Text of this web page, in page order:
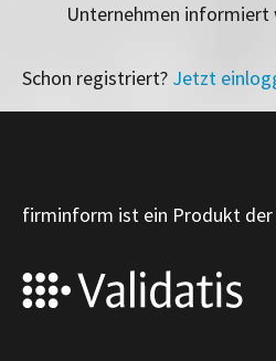
Unternehmen informiert
Schon registriert? Jetzt
firminform ist ein Produkt der